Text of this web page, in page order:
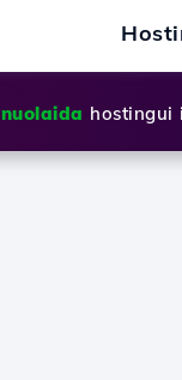
hostingui